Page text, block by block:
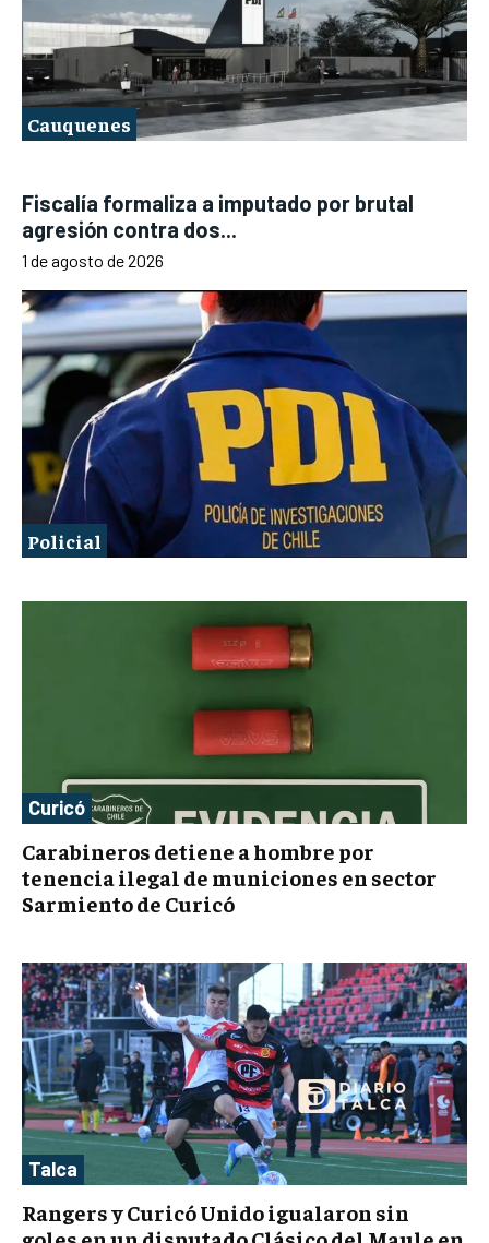
Cauquenes
Fiscalía formaliza a imputado por brutal
agresión contra dos...
1 de agosto de 2026
Policial
Curicó
Carabineros detiene a hombre por
tenencia ilegal de municiones en sector
Sarmiento de Curicó
Talca
Rangers y Curicó Unido igualaron sin